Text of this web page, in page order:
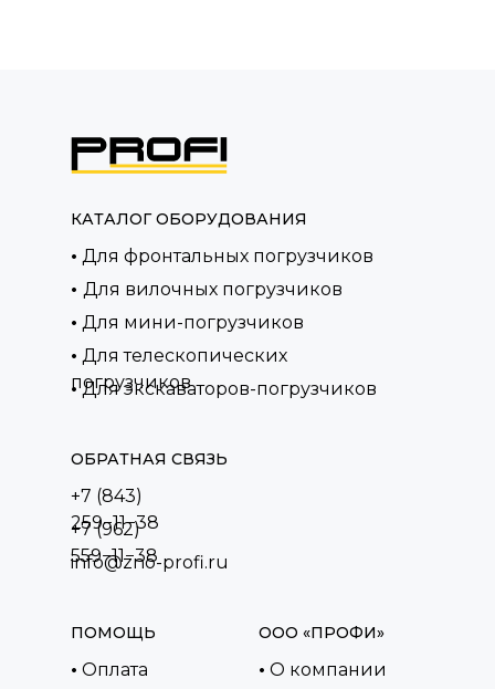
КАТАЛОГ ОБОРУДОВАНИЯ
• Для фронтальных погрузчиков
• Для вилочных погрузчиков
• Для мини-погрузчиков
• Для телескопических
погрузчиков
•Для экскаваторов-погрузчиков
ПОМОЩЬ
• Оплата
ОБРАТНАЯ СВЯЗЬ
+7 (843)
259−11−38
+7 (962)
559−11−38
info@zno-profi.ru
ООО «ПРОФИ»
• О компании